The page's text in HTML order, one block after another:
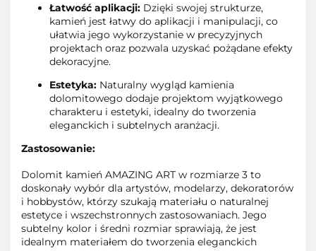
Łatwość aplikacji: Dzięki swojej strukturze,
kamień jest łatwy do aplikacji i manipulacji, co
ułatwia jego wykorzystanie w precyzyjnych
projektach oraz pozwala uzyskać pożądane efekty
dekoracyjne.
Estetyka: Naturalny wygląd kamienia
dolomitowego dodaje projektom wyjątkowego
charakteru i estetyki, idealny do tworzenia
eleganckich i subtelnych aranżacji.
Zastosowanie:
Dolomit kamień AMAZING ART w rozmiarze 3 to
doskonały wybór dla artystów, modelarzy, dekoratorów
i hobbystów, którzy szukają materiału o naturalnej
estetyce i wszechstronnych zastosowaniach. Jego
subtelny kolor i średni rozmiar sprawiają, że jest
idealnym materiałem do tworzenia eleganckich